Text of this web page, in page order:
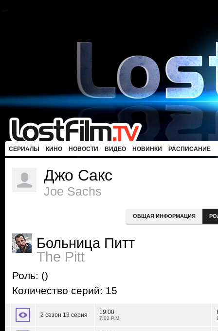
СЕРИАЛЫ КИНО НОВОСТИ ВИДЕО НОВИНКИ РАСПИСАНИЕ
Джо Сакс
Joe Sachs
ОБЩАЯ ИНФОРМАЦИЯ
Больница Питт
The Pitt
Роль: ()
Количество серий: 15
2 сезон 13 серия 19:00
7:00 P.M.